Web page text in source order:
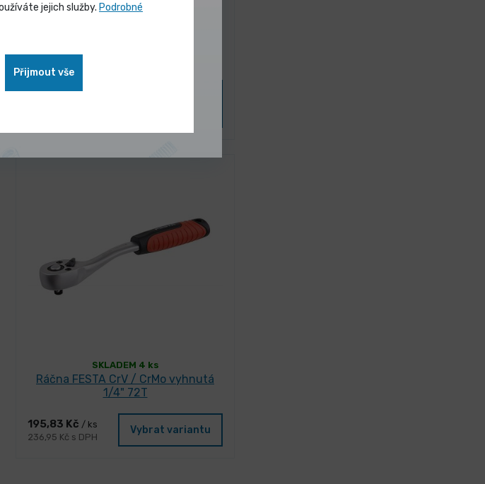
Kleštinový upínač MK2 / M10 / ER25
SKLADEM 4 ks
Ráčna FESTA CrV / CrMo vyhnutá
1/4" 72T
195,83 Kč / ks
236,95 Kč s DPH
Vybrat variantu
jejich služby. Podrobné
Přijmout vše